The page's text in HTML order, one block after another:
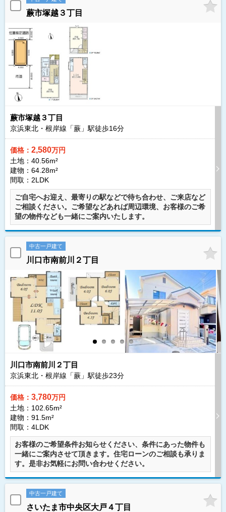
蕨市塚越３丁目
蕨市塚越３丁目
京浜東北・根岸線「蕨」駅徒歩16分
価格： 2,580万円
土地：40.56m²
建物：64.28m²
間取：2LDK
ご自宅へお迎え、最寄りの駅などで待ち合わせ、ご来店など
ご相談ください。ご希望などあれば周辺環境、お客様のご希
望の物件なども一緒にご案内いたします。
中古一戸建て
川口市南前川２丁目
川口市南前川２丁目
京浜東北・根岸線「蕨」駅徒歩23分
価格： 3,780万円
土地：102.65m²
建物：91.5m²
間取：4LDK
お客様のご希望条件お知らせください、条件にあった物件も
一緒にご案内させて頂きます。住宅ローンのご相談も承りま
す。是非お気軽にお問い合わせください。
中古一戸建て
さいたま市中央区大戸４丁目